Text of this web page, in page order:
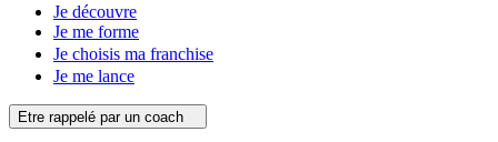
Je découvre
Je me forme
Je choisis ma franchise
Je me lance
Etre rappelé par un coach